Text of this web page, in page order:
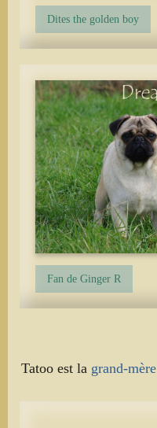
Dites the golden boy
Fan de Ginger R
Tatoo est la grand-mère